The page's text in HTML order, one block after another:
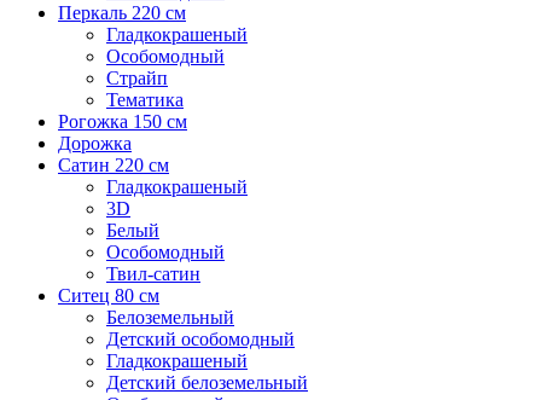
Перкаль 220 см
Гладкокрашеный
Особомодный
Страйп
Тематика
Рогожка 150 см
Дорожка
Сатин 220 см
Гладкокрашеный
3D
Белый
Особомодный
Твил-сатин
Ситец 80 см
Белоземельный
Детский особомодный
Гладкокрашеный
Детский белоземельный